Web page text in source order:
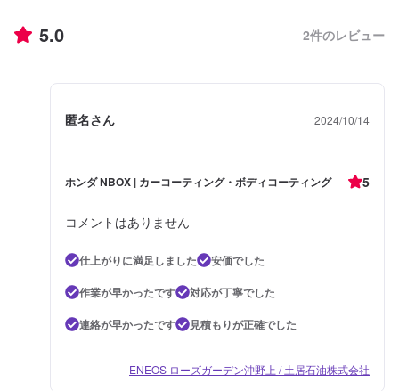
5.0 2件のレビュー
匿名さん 2024/10/14
ホンダ NBOX | カーコーティング・ボディコーティング 5
コメントはありません
仕上がりに満足しました
安価でした
作業が早かったです
対応が丁寧でした
連絡が早かったです
見積もりが正確でした
ENEOS ローズガーデン沖野上 / 土居石油株式会社